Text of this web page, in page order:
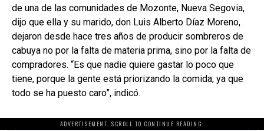
de una de las comunidades de Mozonte, Nueva Segovia,
dijo que ella y su marido, don Luis Alberto Díaz Moreno,
dejaron desde hace tres años de producir sombreros de
cabuya no por la falta de materia prima, sino por la falta de
compradores. “Es que nadie quiere gastar lo poco que
tiene, porque la gente está priorizando la comida, ya que
todo se ha puesto caro”, indicó.
ADVERTISEMENT. SCROLL TO CONTINUE READING.